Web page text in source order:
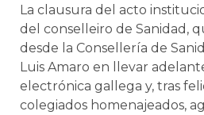
La clausura del acto
del conselleiro de Sanidad,
desde la Consellería de
Luis Amaro en llevar
electrónica gallega y, tras
colegiados homenajeados,